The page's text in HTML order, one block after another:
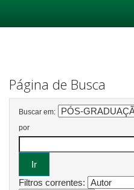
Página de Busca
Buscar em:
por
Filtros correntes: